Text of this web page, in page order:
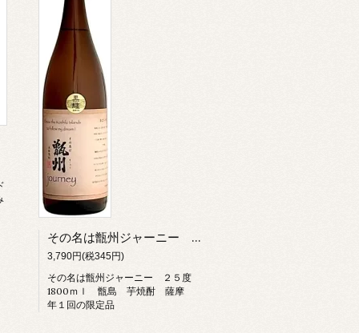
その名は甑州ジャーニー ２５度 1800ｍｌ 甑島 芋焼酎 薩摩 年１回の限定品
3,790円(税345円)
その名は甑州ジャーニー ２５度
1800ｍｌ 甑島 芋焼酎 薩摩
年１回の限定品